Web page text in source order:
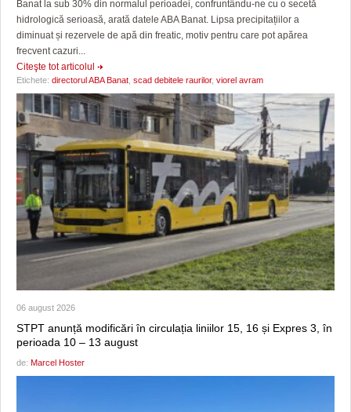
Banat la sub 30% din normalul perioadei, confruntându-ne cu o secetă
hidrologică serioasă, arată datele ABA Banat. Lipsa precipitațiilor a
diminuat și rezervele de apă din freatic, motiv pentru care pot apărea
frecvent cazuri...
Citeşte tot articolul
Etichete: directorul ABA Banat scad debitele raurilor, viorel avram
06 august 2026
STPT anunță modificări în circulația liniilor 15, 16 și Expres 3, în
perioada 10 – 13 august
de: Marcel Hoster